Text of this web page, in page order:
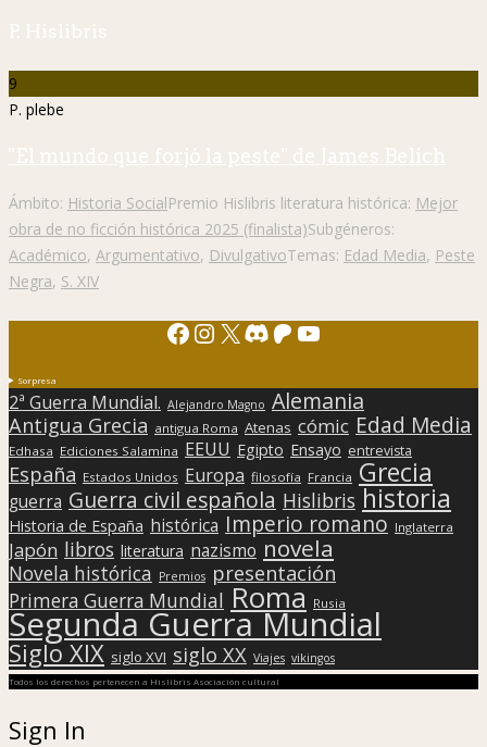
P. Hislibris
9
P. plebe
"El mundo que forjó la peste" de James Belich
Ámbito: Historia SocialPremio Hislibris literatura histórica: Mejor
obra de no ficción histórica 2025 (finalista)Subgéneros:
Académico, Argumentativo, DivulgativoTemas: Edad Media, Peste
Negra, S. XIV
Facebook
Instagram
X Discord
Patreon
YouTube
Sorpresa
2ª Guerra Mundial. Alejandro Magno Alemania
Antigua Grecia antigua Roma Atenas cómic Edad Media
Edhasa Ediciones Salamina EEUU Egipto Ensayo entrevista
España Estados Unidos Europa filosofía Francia Grecia
guerra Guerra civil española Hislibris historia
Historia de España histórica Imperio romano Inglaterra
Japón libros literatura nazismo novela
Novela histórica Premios presentación
Primera Guerra Mundial Roma Rusia
Segunda Guerra Mundial
Siglo XIX siglo XVI siglo XX Viajes vikingos
Todos los derechos pertenecen a Hislibris Asociación cultural
Sign In